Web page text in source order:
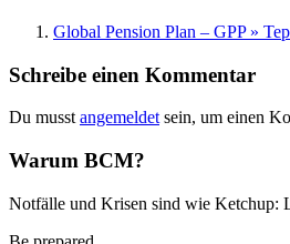
Global Pension Plan – GPP »
Schreibe einen Kommentar
Du musst angemeldet sein, um einen
Warum BCM?
Notfälle und Krisen sind wie Ketchup: